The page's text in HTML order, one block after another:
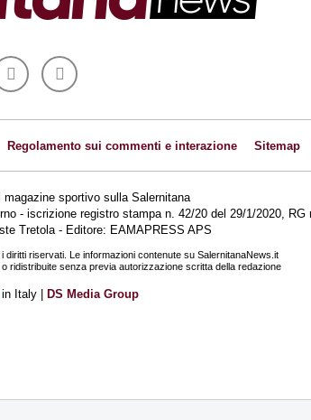
Regolamento sui commenti e interazione Sitemap
magazine sportivo sulla Salernitana
- iscrizione registro stampa n. 42/20 del 29/1/2020, RG
Tretola - Editore: EAMAPRESS APS
riservati. Le informazioni contenute su SalernitanaNews.it
ridistribuite senza previa autorizzazione scritta della redazione
Italy | DS Media Group
CALCIOMERCATO